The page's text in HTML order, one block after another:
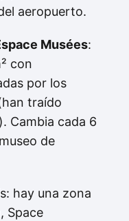
aeropuerto.
Musées:
con
por los
traído
Cambia cada 6
de
hay una zona
Space